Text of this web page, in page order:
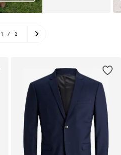
1 / 2